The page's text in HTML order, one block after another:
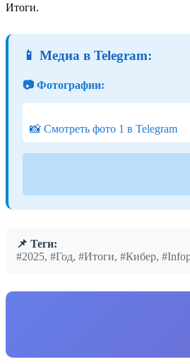
Итоги.
📱 Медиа в Telegram:
📷 Фотографии:
📸 Смотреть фото 1 в Telegram
📌 Теги:
#2025, #Год, #Итоги, #Кибер,